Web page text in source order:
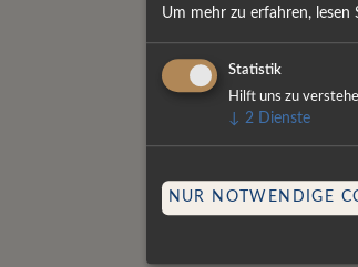
Technische
Auf Trading-
Serverlösungen
Trotz sorgfältiger
Um mehr zu erfahren, lesen
Statistik
Hilft uns zu
↓ 2 Dienste
NUR NOTWENDIGE